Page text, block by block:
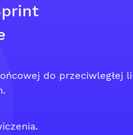
do przeciwległej